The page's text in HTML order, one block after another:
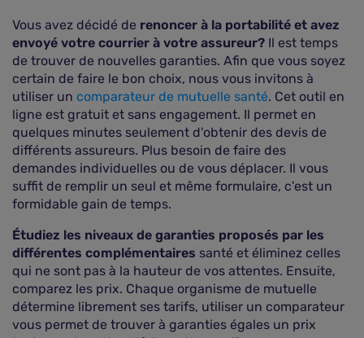
Vous avez décidé de renoncer à la portabilité et avez
envoyé votre courrier à votre assureur? Il est temps
de trouver de nouvelles garanties. Afin que vous soyez
certain de faire le bon choix, nous vous invitons à
utiliser un comparateur de mutuelle santé. Cet outil en
ligne est gratuit et sans engagement. Il permet en
quelques minutes seulement d'obtenir des devis de
différents assureurs. Plus besoin de faire des
demandes individuelles ou de vous déplacer. Il vous
suffit de remplir un seul et même formulaire, c'est un
formidable gain de temps.
Étudiez les niveaux de garanties proposés par les
différentes complémentaires santé et éliminez celles
qui ne sont pas à la hauteur de vos attentes. Ensuite,
comparez les prix. Chaque organisme de mutuelle
détermine librement ses tarifs, utiliser un comparateur
vous permet de trouver à garanties égales un prix